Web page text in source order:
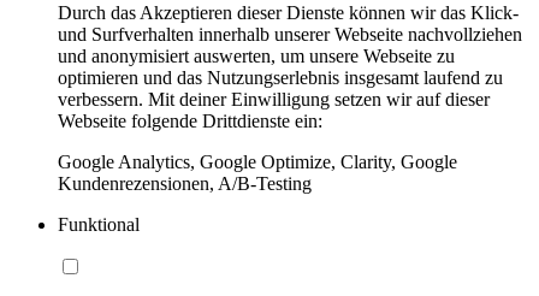
Durch das Akzeptieren dieser Dienste können wir das Klick-
und Surfverhalten innerhalb unserer Webseite nachvollziehen
und anonymisiert auswerten, um unsere Webseite zu
optimieren und das Nutzungserlebnis insgesamt laufend zu
verbessern. Mit deiner Einwilligung setzen wir auf dieser
Webseite folgende Drittdienste ein:
Google Analytics, Google Optimize, Clarity, Google
Kundenrezensionen, A/B-Testing
Funktional